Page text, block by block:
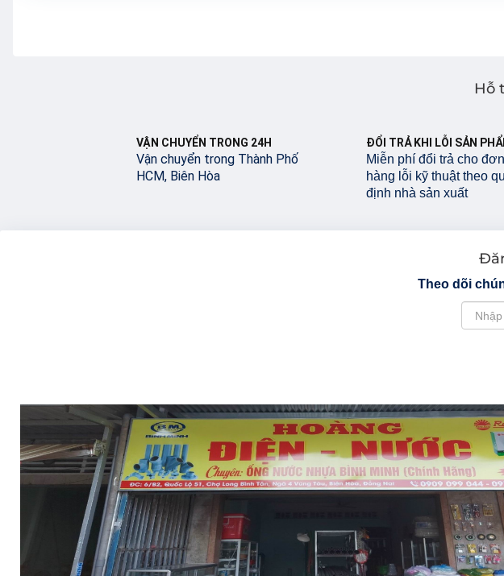
Hỗ
VẬN CHUYỂN TRONG 24H
Vận chuyển trong Thành Phố
HCM, Biên Hòa
ĐỔI TRẢ KHI LỖI SẢN
Miễn phí đổi trả cho đơn
hàng lỗi kỹ thuật theo
định nhà sản xuất
Theo dõi